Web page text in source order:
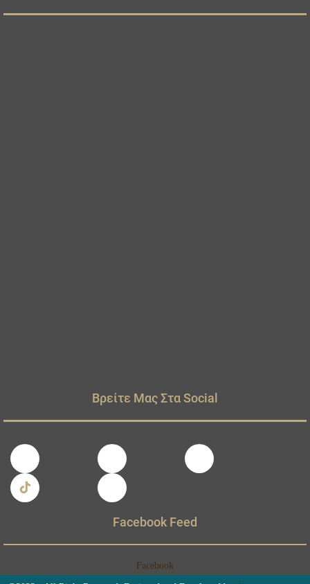
Βρείτε Μας Στα Social
Facebook Feed
Facebook